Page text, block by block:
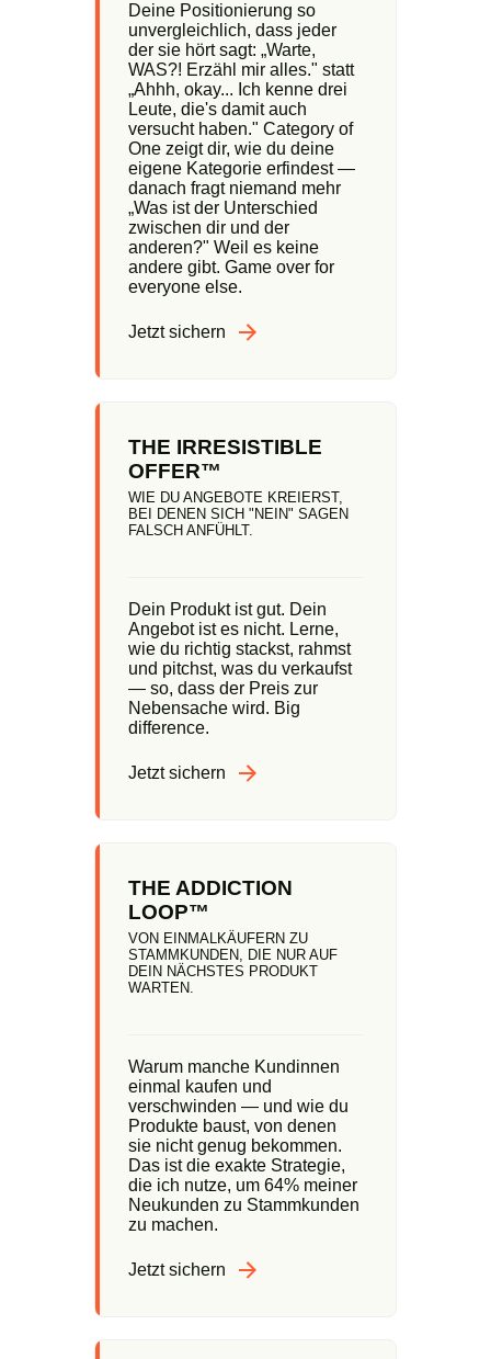
Deine Positionierung so
unvergleichlich, dass jeder
der sie hört sagt: „Warte,
WAS?! Erzähl mir alles." statt
„Ahhh, okay... Ich kenne drei
Leute, die's damit auch
versucht haben." Category of
One zeigt dir, wie du deine
eigene Kategorie erfindest —
danach fragt niemand mehr
„Was ist der Unterschied
zwischen dir und der
anderen?" Weil es keine
andere gibt. Game over for
everyone else.
Jetzt sichern
THE IRRESISTIBLE
OFFER™
WIE DU ANGEBOTE KREIERST,
BEI DENEN SICH "NEIN" SAGEN
FALSCH ANFÜHLT.
Dein Produkt ist gut. Dein
Angebot ist es nicht. Lerne,
wie du richtig stackst, rahmst
und pitchst, was du verkaufst
— so, dass der Preis zur
Nebensache wird. Big
difference.
Jetzt sichern
THE ADDICTION
LOOP™
VON EINMALKÄUFERN ZU
STAMMKUNDEN, DIE NUR AUF
DEIN NÄCHSTES PRODUKT
WARTEN.
Warum manche Kundinnen
einmal kaufen und
verschwinden — und wie du
Produkte baust, von denen
sie nicht genug bekommen.
Das ist die exakte Strategie,
die ich nutze, um 64% meiner
Neukunden zu Stammkunden
zu machen.
Jetzt sichern